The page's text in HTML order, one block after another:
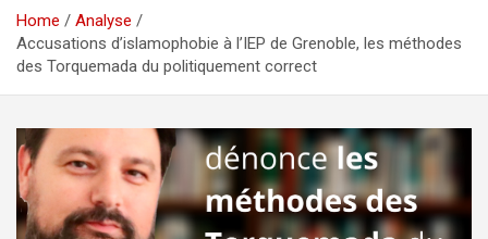
Home
Analyse
Accusations d’islamophobie à l’IEP de Grenoble, les méthodes
des Torquemada du politiquement correct